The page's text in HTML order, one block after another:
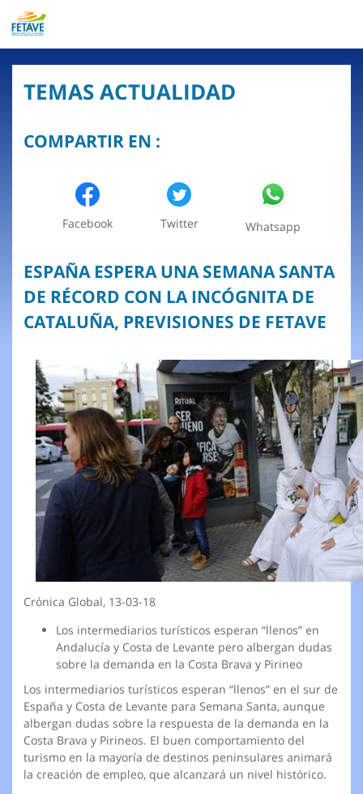
TEMAS ACTUALIDAD
COMPARTIR EN :
Facebook Twitter Whatsapp
ESPAÑA ESPERA UNA SEMANA SANTA
DE RÉCORD CON LA INCÓGNITA DE
CATALUÑA, PREVISIONES DE FETAVE
Crónica Global, 13-03-18
Los intermediarios turísticos esperan “llenos” en
Andalucía y Costa de Levante pero albergan dudas
sobre la demanda en la Costa Brava y Pirineo
Los intermediarios turísticos esperan “llenos” en el sur de
España y Costa de Levante para Semana Santa, aunque
albergan dudas sobre la respuesta de la demanda en la
Costa Brava y Pirineos. El buen comportamiento del
turismo en la mayoría de destinos peninsulares animará
la creación de empleo, que alcanzará un nivel histórico.